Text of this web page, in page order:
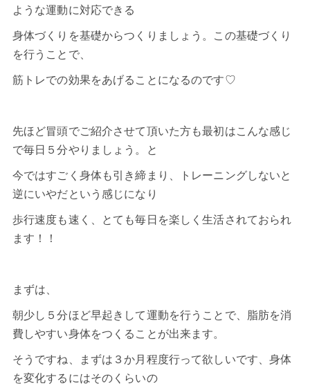
ような運動に対応できる
身体づくりを基礎からつくりましょう。この基礎づくり
を行うことで、
筋トレでの効果をあげることになるのです♡
先ほど冒頭でご紹介させて頂いた方も最初はこんな感じ
で毎日５分やりましょう。と
今ではすごく身体も引き締まり、トレーニングしないと
逆にいやだという感じになり
歩行速度も速く、とても毎日を楽しく生活されておられ
ます！！
まずは、
朝少し５分ほど早起きして運動を行うことで、脂肪を消
費しやすい身体をつくることが出来ます。
そうですね、まずは３か月程度行って欲しいです、身体
を変化するにはそのくらいの